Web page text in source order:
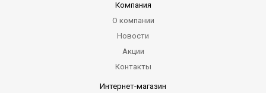
Компания
О компании
Новости
Акции
Контакты
Интернет-магазин